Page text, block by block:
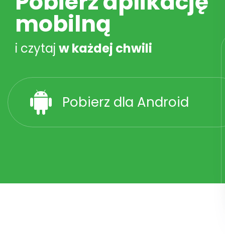
mobilną
i czytaj w każdej chwili
Pobierz dla Android